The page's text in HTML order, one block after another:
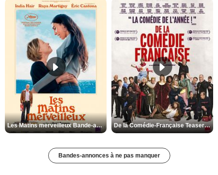
Les Matins merveilleux Bande-annonce VF De la Comédie-Française Teaser VF
Bandes-annonces à ne pas manquer